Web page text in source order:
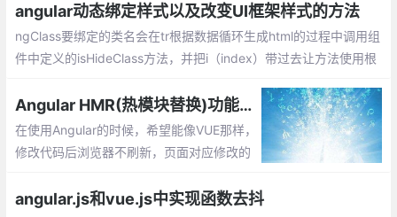
angular动态绑定样式以及改变UI框架样式的方法
ngClass要绑定的类名会在tr根据数据循环生成html的过程中调用组
件中定义的isHideClass方法，并把i（index）带过去让方法使用根
Angular HMR(热模块替换)功能实现方法
在使用Angular的时候，希望能像VUE那样，
修改代码后浏览器不刷新，页面对应修改的
MR (hot module replace)。稍微研究了一
angular.js和vue.js中实现函数去抖